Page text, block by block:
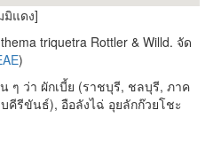
มิแดง]
triquetra Rottler & Willd. จัด
)
ๆ ว่า ผักเบี้ย (ราชบุรี, ชลบุรี, ภาค
คีรีขันธ์), อือลังไฉ่ อุยลักก๊วยโชะ